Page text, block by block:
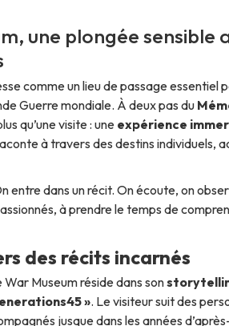
une plongée sensible
comme un lieu de passage essentiel
Guerre mondiale. À deux pas du
qu’une visite : une expérience
à travers des destins individuels,
entre dans un récit. On écoute, on
à prendre le temps de
des récits incarnés
Museum réside dans son
». Le visiteur suit des
jusque dans les années